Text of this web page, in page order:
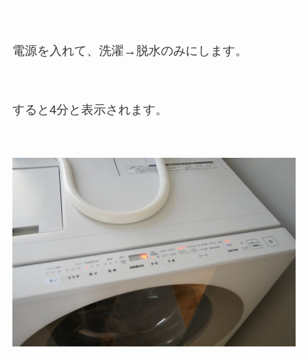
電源を入れて、洗濯→脱水のみにします。
すると4分と表示されます。